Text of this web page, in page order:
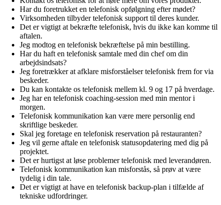
Har du foretrukket en telefonisk opfølgning efter mødet?
Virksomheden tilbyder telefonisk support til deres kunder.
Det er vigtigt at bekræfte telefonisk, hvis du ikke kan komme til
aftalen.
Jeg modtog en telefonisk bekræftelse på min bestilling.
Har du haft en telefonisk samtale med din chef om din
arbejdsindsats?
Jeg foretrækker at afklare misforståelser telefonisk frem for via
beskeder.
Du kan kontakte os telefonisk mellem kl. 9 og 17 på hverdage.
Jeg har en telefonisk coaching-session med min mentor i
morgen.
Telefonisk kommunikation kan være mere personlig end
skriftlige beskeder.
Skal jeg foretage en telefonisk reservation på restauranten?
Jeg vil gerne aftale en telefonisk statusopdatering med dig på
projektet.
Det er hurtigst at løse problemer telefonisk med leverandøren.
Telefonisk kommunikation kan misforstås, så prøv at være
tydelig i din tale.
Det er vigtigt at have en telefonisk backup-plan i tilfælde af
tekniske udfordringer.